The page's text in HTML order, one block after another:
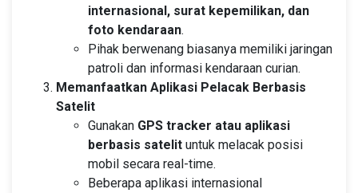
internasional, surat kepemilikan, dan
foto kendaraan.
Pihak berwenang biasanya memiliki jaringan
patroli dan informasi kendaraan curian.
Memanfaatkan Aplikasi Pelacak Berbasis
Satelit
Gunakan GPS tracker atau aplikasi
berbasis satelit untuk melacak posisi
mobil secara real-time.
Beberapa aplikasi internasional